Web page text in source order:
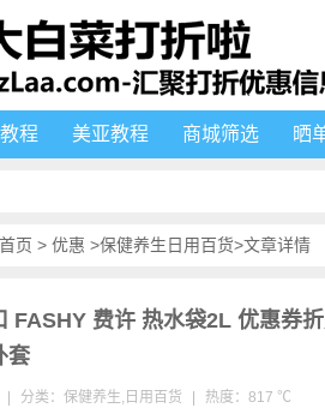
程 美亚教程 商城筛选 晒
首页 > 优惠 >保健养生 日用百货>文章详情
FASHY 费许 热水袋2L 优惠券
套
分类： 保健养生, 日用百货 热度：817 ℃